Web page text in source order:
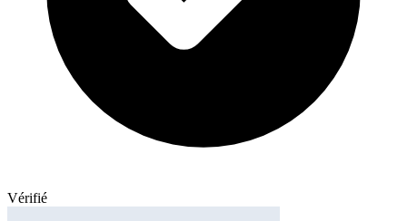
Vérifié